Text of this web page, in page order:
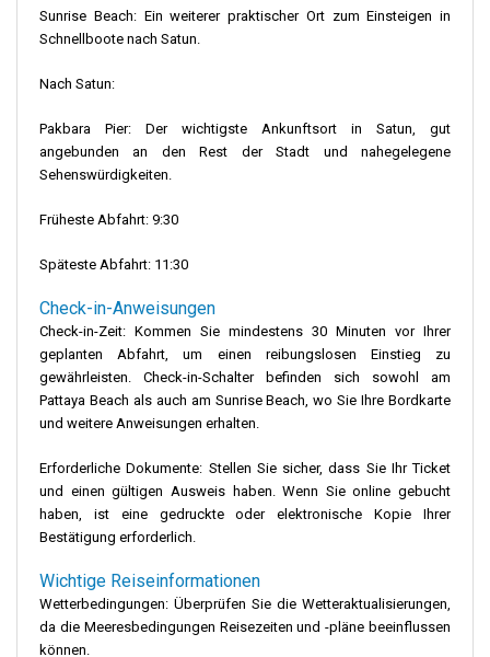
Sunrise Beach: Ein weiterer praktischer Ort zum Einsteigen in
Schnellboote nach Satun.
Nach Satun:
Pakbara Pier: Der wichtigste Ankunftsort in Satun, gut
angebunden an den Rest der Stadt und nahegelegene
Sehenswürdigkeiten.
Früheste Abfahrt: 9:30
Späteste Abfahrt: 11:30
Check-in-Anweisungen
Check-in-Zeit: Kommen Sie mindestens 30 Minuten vor Ihrer
geplanten Abfahrt, um einen reibungslosen Einstieg zu
gewährleisten. Check-in-Schalter befinden sich sowohl am
Pattaya Beach als auch am Sunrise Beach, wo Sie Ihre Bordkarte
und weitere Anweisungen erhalten.
Erforderliche Dokumente: Stellen Sie sicher, dass Sie Ihr Ticket
und einen gültigen Ausweis haben. Wenn Sie online gebucht
haben, ist eine gedruckte oder elektronische Kopie Ihrer
Bestätigung erforderlich.
Wichtige Reiseinformationen
Wetterbedingungen: Überprüfen Sie die Wetteraktualisierungen,
da die Meeresbedingungen Reisezeiten und -pläne beeinflussen
können.